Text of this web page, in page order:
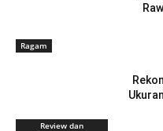
Ragam
Review dan